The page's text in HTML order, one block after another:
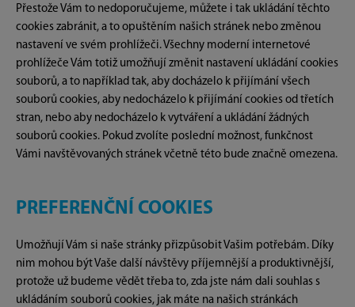
Přestože Vám to nedoporučujeme, můžete i tak ukládání těchto
cookies zabránit, a to opuštěním našich stránek nebo změnou
nastavení ve svém prohlížeči. Všechny moderní internetové
prohlížeče Vám totiž umožňují změnit nastavení ukládání cookies
souborů, a to například tak, aby docházelo k přijímání všech
souborů cookies, aby nedocházelo k přijímání cookies od třetích
stran, nebo aby nedocházelo k vytváření a ukládání žádných
souborů cookies. Pokud zvolíte poslední možnost, funkčnost
Vámi navštěvovaných stránek včetně této bude značně omezena.
PREFERENČNÍ COOKIES
Umožňují Vám si naše stránky přizpůsobit Vašim potřebám. Díky
nim mohou být Vaše další návštěvy příjemnější a produktivnější,
protože už budeme vědět třeba to, zda jste nám dali souhlas s
ukládáním souborů cookies, jak máte na našich stránkách